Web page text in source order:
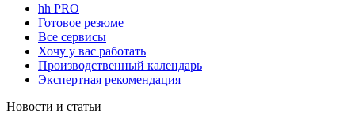
hh PRO
Готовое резюме
Все сервисы
Хочу у вас работать
Производственный календарь
Экспертная рекомендация
Новости и статьи